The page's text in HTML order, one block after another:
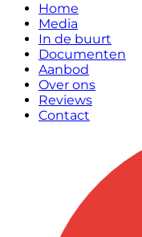
Home
Media
In de buurt
Documenten
Aanbod
Over ons
Reviews
Contact